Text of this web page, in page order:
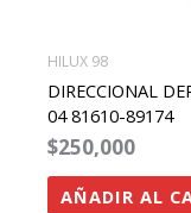
HILUX 98
DIRECCIONAL
04 81610-89174
$250,000
AÑADIR AL